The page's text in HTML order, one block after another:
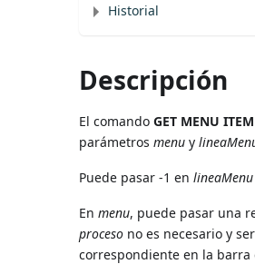
Historial
Descripción
El comandoGET MENU
parámetrosmenu y
Puede pasar -1 enlineaMenu
Enmenu, puede pasar una
proceso no es necesario y
correspondiente en la